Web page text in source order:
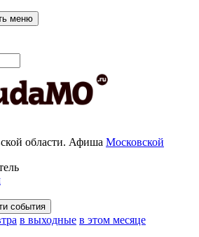
меню
области. Афиша Московской
в выходные в этом месяце